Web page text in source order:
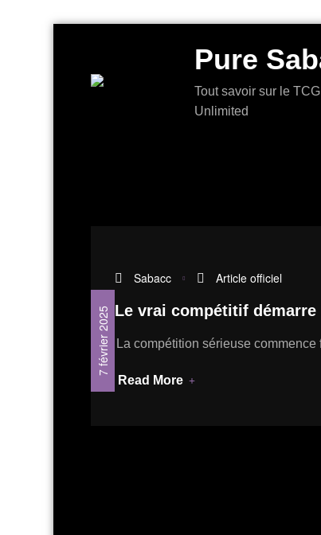
contenu
Pure
Tout savoir sur le
Unlimited
7 février 2025
Sabacc Article officiel
Le vrai compétitif démarre
La compétition sérieuse commence
Read More